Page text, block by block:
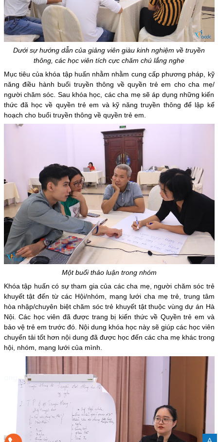
Dưới sự hướng dẫn của giảng viên giàu kinh nghiệm về truyền
thông, các học viên tích cực chăm chú lắng nghe
Mục tiêu của khóa tập huấn nhằm nhằm cung cấp phương pháp, kỹ
năng điều hành buổi truyền thông về quyền trẻ em cho cha mẹ/
người chăm sóc. Sau khóa học, các cha mẹ sẽ áp dụng những kiến
thức đã học về quyền trẻ em và kỹ năng truyền thông để lập kế
hoạch cho buổi truyền thông về quyền trẻ em.
Một buổi thảo luận trong nhóm
Khóa tập huấn có sự tham gia của các cha mẹ, người chăm sóc trẻ
khuyết tật đến từ các Hội/nhóm, mạng lưới cha mẹ trẻ, trung tâm
hòa nhập/chuyên biệt chăm sóc trẻ khuyết tật thuộc vùng dự án Hà
Nội. Các học viên đã được trang bị kiến thức về Quyền trẻ em và
bảo vệ trẻ em trước đó. Nội dung khóa học này sẽ giúp các học viên
chuyển tải tốt hơn nội dung đã được học đến các cha mẹ khác trong
hội, nhóm, mạng lưới của mình.